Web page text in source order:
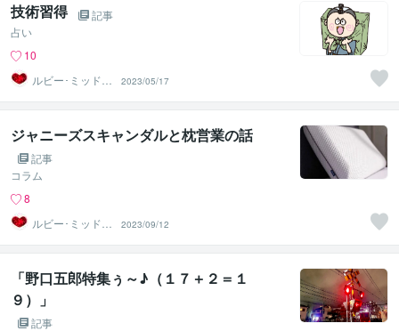
技術習得
記事
占い
10
ルビー･ミッドナ
イト
2023/05/17
ジャニーズスキャンダルと枕営業の話
記事
コラム
8
ルビー･ミッドナ
イト
2023/09/12
「野口五郎特集ぅ～♪（１７＋２＝１
９）」
記事